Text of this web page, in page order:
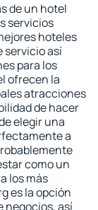
de un hotel
servicios
hoteles
servicio así
para los
ofrecen la
atracciones
de hacer
elegir una
a
como un
los más
es la opción
negocios, así